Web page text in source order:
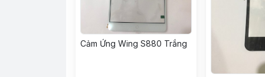
Cảm Ứng Wing S880 Trắng